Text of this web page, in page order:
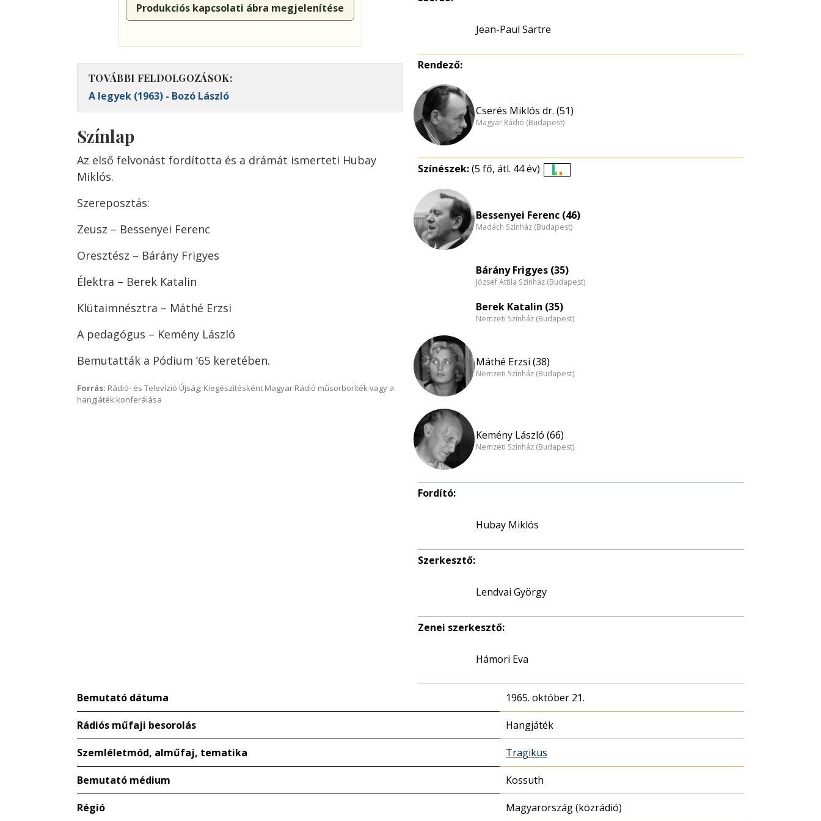
Produkciós kapcsolati ábra megjelenítése
TOVÁBBI FELDOLGOZÁSOK:
A legyek (1963) - Bozó László
Színlap
Az első felvonást fordította és a drámát ismerteti Hubay
Miklós.
Szereposztás:
Zeusz – Bessenyei Ferenc
Oresztész – Bárány Frigyes
Élektra – Berek Katalin
Klütaimnésztra – Máthé Erzsi
A pedagógus – Kemény László
Bemutatták a Pódium ’65 keretében.
Forrás: Rádió- és Televízió Újság; Kiegészítésként Magyar Rádió műsorboríték vagy a
hangjáték konferálása
Jean-Paul Sartre
Rendező:
Cserés Miklós dr. (51)
Magyar Rádió (Budapest)
Színészek:(5 fő, átl. 44 év)
nagyítása
Bessenyei Ferenc (46)
Madách Színház (Budapest)
Bárány Frigyes (35)
József Attila Színház (Budapest)
Berek Katalin (35)
Nemzeti Színház (Budapest)
Máthé Erzsi (38)
Nemzeti Színház (Budapest)
Kemény László (66)
Nemzeti Színház (Budapest)
Fordító:
Hubay Miklós
Szerkesztő:
Lendvai György
Zenei szerkesztő:
Hámori Eva
Bemutató dátuma 1965. október 21.
Rádiós műfaji besorolás Hangjáték
Szemléletmód, alműfaj, tematika Tragikus
Bemutató médium Kossuth
Régió Magyarország (közrádió)